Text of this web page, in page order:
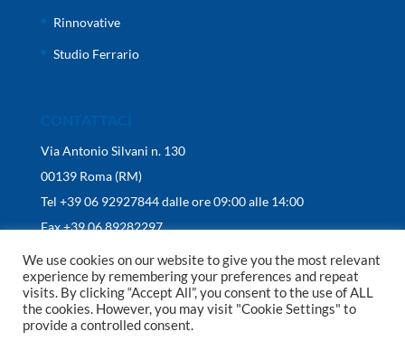
Rinnovative
Studio Ferrario
Via Antonio Silvani n. 130
00139 Roma (RM)
Tel +39 06 92927844 dalle ore 09:00 alle 14:00
Fax +39 06 89282297
We use cookies on our website to give you the most relevant
experience by remembering your preferences and repeat
visits. By clicking “Accept All”, you consent to the use of ALL
the cookies. However, you may visit "Cookie Settings" to
provide a controlled consent.